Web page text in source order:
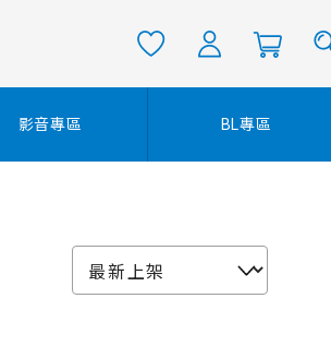
影音專區 BL專區